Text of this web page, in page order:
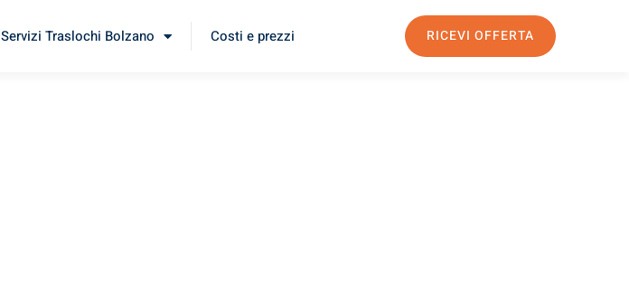
Servizi Traslochi Bolzano Costi e prezzi RICEVI OFFERTA